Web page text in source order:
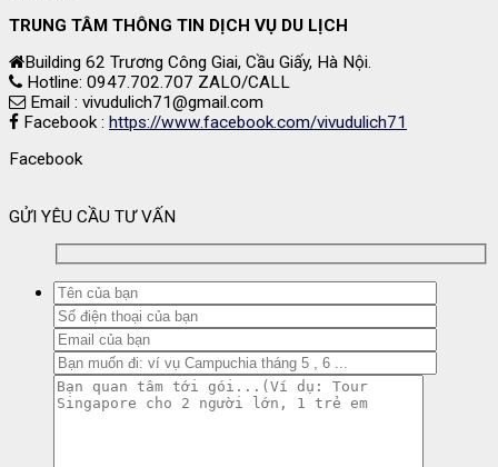
6,990,000 ₫.
TRUNG TÂM THÔNG TIN DỊCH VỤ DU LỊCH
Building 62 Trương Công Giai, Cầu Giấy, Hà Nội.
Hotline: 0947.702.707 ZALO/CALL
Email : vivudulich71@gmail.com
Facebook : https://www.facebook.com/vivudulich71
Facebook
GỬI YÊU CẦU TƯ VẤN